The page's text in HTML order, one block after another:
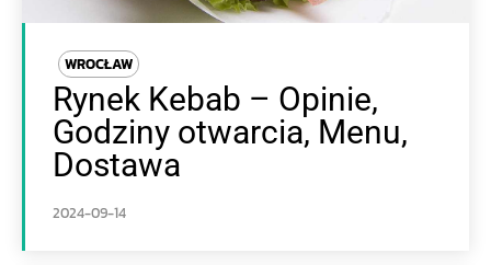
WROCŁAW
Rynek Kebab – Opinie,
Godziny otwarcia, Menu,
Dostawa
2024-09-14